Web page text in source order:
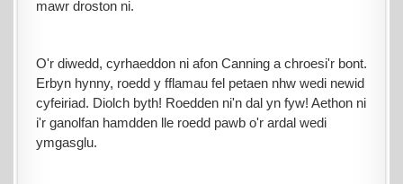
mawr droston ni.
O'r diwedd, cyrhaeddon ni afon Canning a chroesi'r bont.
Erbyn hynny, roedd y fflamau fel petaen nhw wedi newid
cyfeiriad. Diolch byth! Roedden ni'n dal yn fyw! Aethon ni
i'r ganolfan hamdden lle roedd pawb o'r ardal wedi
ymgasglu.